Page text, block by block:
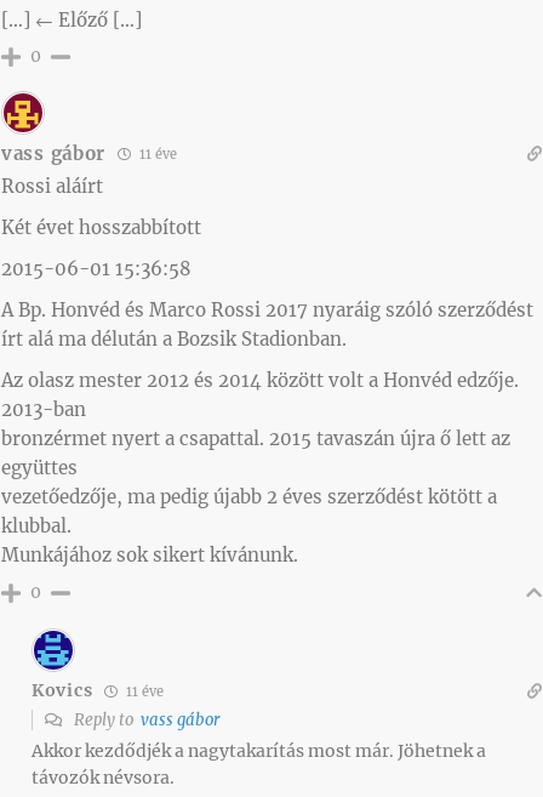
[…] ← Előző […]
0
vass gábor 11 éve
Rossi aláírt
Két évet hosszabbított
2015-06-01 15:36:58
A Bp. Honvéd és Marco Rossi 2017 nyaráig szóló szerződést
írt alá ma délután a Bozsik Stadionban.
Az olasz mester 2012 és 2014 között volt a Honvéd edzője.
2013-ban
bronzérmet nyert a csapattal. 2015 tavaszán újra ő lett az
együttes
vezetőedzője, ma pedig újabb 2 éves szerződést kötött a
klubbal.
Munkájához sok sikert kívánunk.
0
Kovics 11 éve
Reply to vass gábor
Akkor kezdődjék a nagytakarítás most már. Jöhetnek a
távozók névsora.